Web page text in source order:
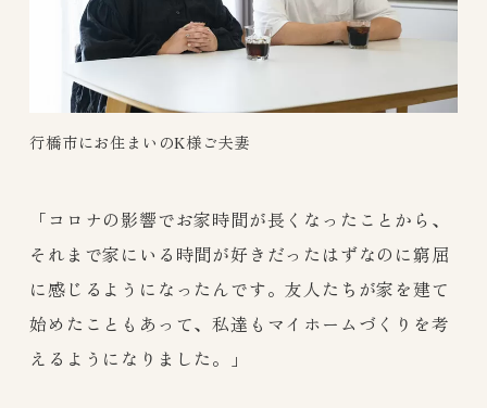
行橋市にお住まいのK様ご夫妻
「コロナの影響でお家時間が長くなったことから、
それまで家にいる時間が好きだったはずなのに窮屈
に感じるようになったんです。友人たちが家を建て
始めたこともあって、私達もマイホームづくりを考
えるようになりました。」